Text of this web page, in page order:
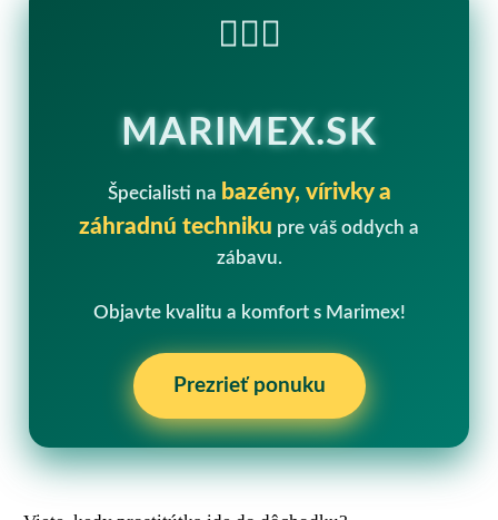
🏊‍♂️💧
MARIMEX.SK
Špecialisti na bazény, vírivky a
záhradnú techniku pre váš oddych a
zábavu.
Objavte kvalitu a komfort s Marimex!
Prezrieť ponuku